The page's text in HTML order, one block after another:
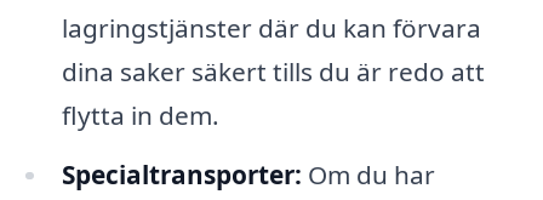
lagringstjänster där du kan förvara
dina saker säkert tills du är redo att
flytta in dem.
Specialtransporter: Om du har